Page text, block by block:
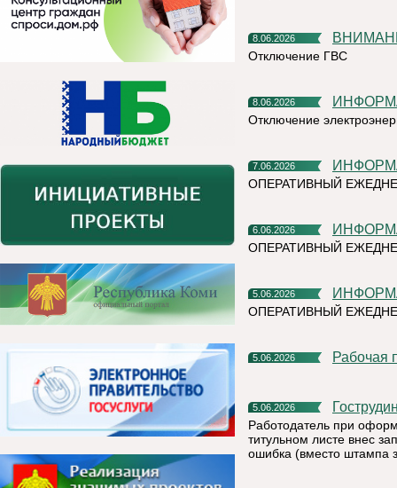
8.06.2026
Отключение ГВС
8.06.2026
Отключение
7.06.2026
ОПЕРАТИВНЫЙ
6.06.2026
ОПЕРАТИВНЫЙ
5.06.2026
ОПЕРАТИВНЫЙ
5.06.2026
5.06.2026
Работодатель при
титульном листе внес
ошибка (вместо штампа